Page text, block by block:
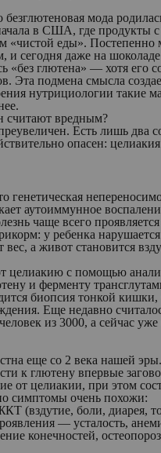
безглютеновая мода
в США, где продукты
«чистой еды». Постепенно
и сегодня даже на
«без глютена» — хотя его
Эта подмена смысла
нутрициологии такие
считают вредным?
Есть лишь два
опасен:
генетическая
аутоиммунное
чаще всего
у ребенка
вес, а живот становится
целиакию с помощью
и ферменту
биопсия тонкой
Еще недавно
из 3000, а сейчас
еще со 2 века нашей
к глютену впервые
от целиакии, при этом
симптомы очень похожи:
(вздутие, боли, диарея,
— усталость,
конечностей,